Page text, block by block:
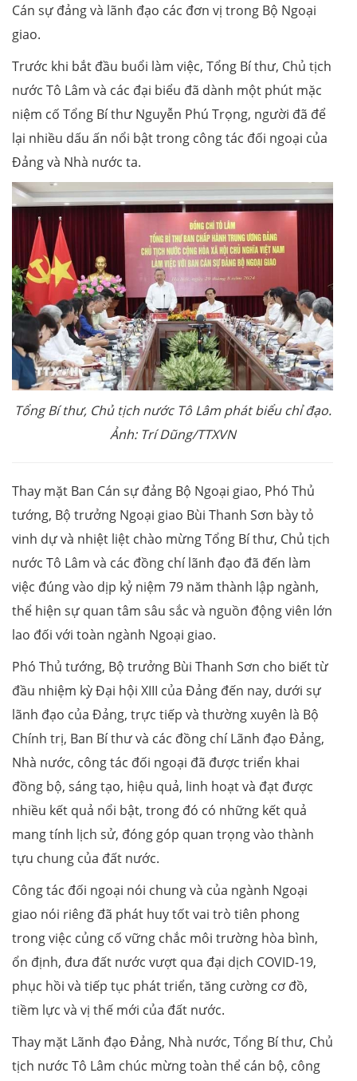
Cán sự đảng và lãnh đạo các đơn vị trong Bộ Ngoại
giao.
Trước khi bắt đầu buổi làm việc, Tổng Bí thư, Chủ tịch
nước Tô Lâm và các đại biểu đã dành một phút mặc
niệm cố Tổng Bí thư Nguyễn Phú Trọng, người đã để
lại nhiều dấu ấn nổi bật trong công tác đối ngoại của
Đảng và Nhà nước ta.
Tổng Bí thư, Chủ tịch nước Tô Lâm phát biểu chỉ đạo.
Ảnh: Trí Dũng/TTXVN
Thay mặt Ban Cán sự đảng Bộ Ngoại giao, Phó Thủ
tướng, Bộ trưởng Ngoại giao Bùi Thanh Sơn bày tỏ
vinh dự và nhiệt liệt chào mừng Tổng Bí thư, Chủ tịch
nước Tô Lâm và các đồng chí lãnh đạo đã đến làm
việc đúng vào dịp kỷ niệm 79 năm thành lập ngành,
thể hiện sự quan tâm sâu sắc và nguồn động viên lớn
lao đối với toàn ngành Ngoại giao.
Phó Thủ tướng, Bộ trưởng Bùi Thanh Sơn cho biết từ
đầu nhiệm kỳ Đại hội XIII của Đảng đến nay, dưới sự
lãnh đạo của Đảng, trực tiếp và thường xuyên là Bộ
Chính trị, Ban Bí thư và các đồng chí Lãnh đạo Đảng,
Nhà nước, công tác đối ngoại đã được triển khai
đồng bộ, sáng tạo, hiệu quả, linh hoạt và đạt được
nhiều kết quả nổi bật, trong đó có những kết quả
mang tính lịch sử, đóng góp quan trọng vào thành
tựu chung của đất nước.
Công tác đối ngoại nói chung và của ngành Ngoại
giao nói riêng đã phát huy tốt vai trò tiên phong
trong việc củng cố vững chắc môi trường hòa bình,
ổn định, đưa đất nước vượt qua đại dịch COVID-19,
phục hồi và tiếp tục phát triển, tăng cường cơ đồ,
tiềm lực và vị thế mới của đất nước.
Thay mặt Lãnh đạo Đảng, Nhà nước, Tổng Bí thư, Chủ
tịch nước Tô Lâm chúc mừng toàn thể cán bộ, công